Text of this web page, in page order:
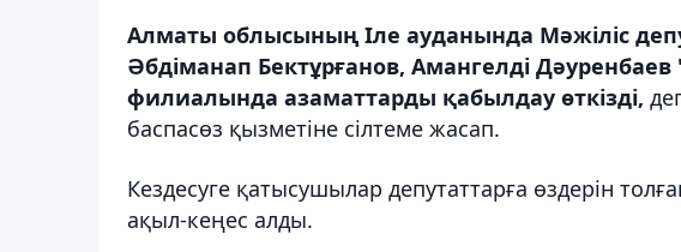
Алматы облысының Іле ауданында Мәжіліс
Әбдіманап Бектұрғанов, Амангелді
филиалында азаматтарды қабылдау өткізді,
баспасөз қызметіне сілтеме жасап.
Кездесуге қатысушылар депутаттарға өздерін
ақыл-кеңес алды.